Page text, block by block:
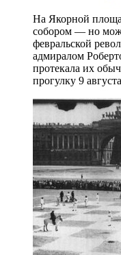
На Якорной
собором — но
февральской
адмиралом
протекала их
прогулку 9